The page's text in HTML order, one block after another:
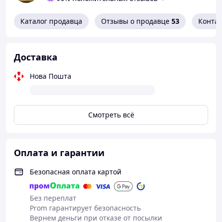
стабильности. В этот период каждый день наполнен
нежностью, и Growee становится его естественным
Каталог продавца Отзывы о продавце 53
Доставка
Нова Пошта
Смотреть всё
Оплата и гарантии
Безопасная оплата картой
Без переплат
Prom гарантирует безопасность
Вернем деньги при отказе от посылки